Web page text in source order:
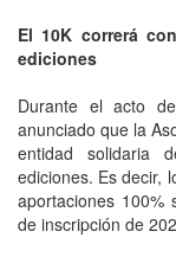
El 10K correrá
ediciones
Durante el acto
anunciado que la
entidad solidaria
ediciones. Es decir,
aportaciones 100%
de inscripción de